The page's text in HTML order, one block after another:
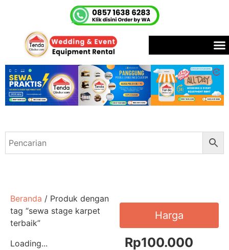
Beranda / Produk dengan
tag “sewa stage karpet
terbaik”
Loading...
Harga
Rp100.000